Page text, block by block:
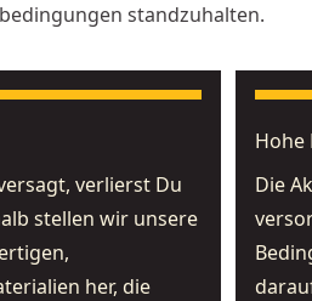
standzuhalten.
verlierst Du
stellen wir unsere
her, die
Hohe
Die